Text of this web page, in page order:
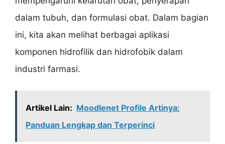
dalam tubuh, dan formulasi obat. Dalam bagian
ini, kita akan melihat berbagai aplikasi
komponen hidrofilik dan hidrofobik dalam
industri farmasi.
Artikel Lain: Moodlenet Profile Artinya:
Panduan Lengkap dan Terperinci